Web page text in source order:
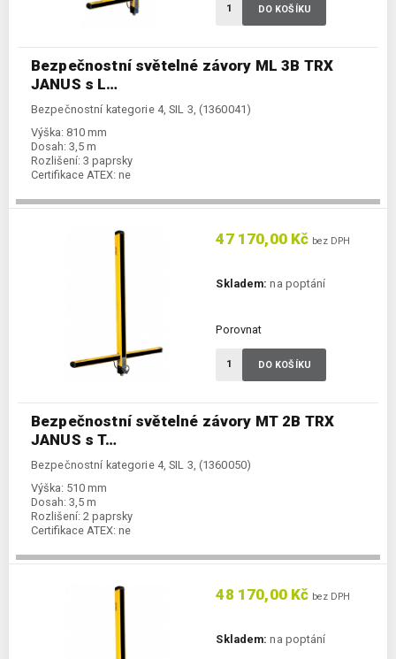
Bezpečnostní světelné závory ML 3B TRX
JANUS s L…
Bezpečnostní kategorie 4, SIL 3, (1360041)
Výška: 810 mm
Dosah: 3,5 m
Rozlišení: 3 paprsky
Certifikace ATEX: ne
DO KOŠÍKU
Bezpečnostní světelné závory MT 2B TRX
JANUS s T…
Bezpečnostní kategorie 4, SIL 3, (1360050)
Výška: 510 mm
Dosah: 3,5 m
Rozlišení: 2 paprsky
Certifikace ATEX: ne
47 170,00 Kč bez DPH
Skladem: na poptání
Porovnat
DO KOŠÍKU
48 170,00 Kč bez DPH
Skladem: na poptání